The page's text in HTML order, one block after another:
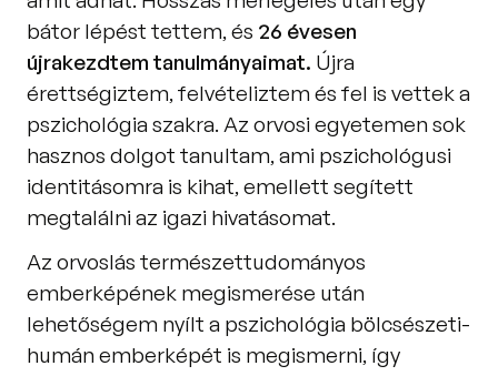
bátor lépést tettem, és 26 évesen
újrakezdtem tanulmányaimat. Újra
érettségiztem, felvételiztem és fel is vettek a
pszichológia szakra. Az orvosi egyetemen sok
hasznos dolgot tanultam, ami pszichológusi
identitásomra is kihat, emellett segített
megtalálni az igazi hivatásomat.
Az orvoslás természettudományos
emberképének megismerése után
lehetőségem nyílt a pszichológia bölcsészeti-
humán emberképét is megismerni, így